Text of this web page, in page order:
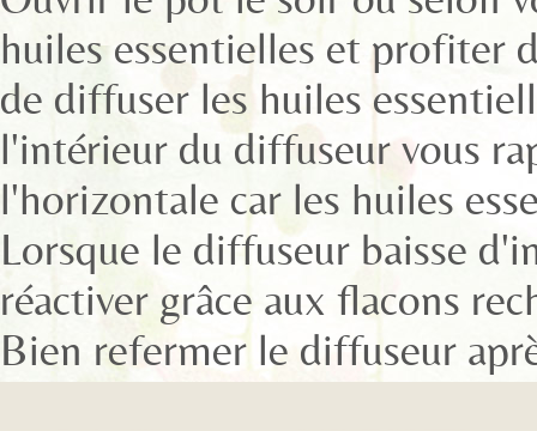
huiles essentielles et profiter
de diffuser les huiles
l'intérieur du diffuseur vous
l'horizontale car les huiles
Lorsque le diffuseur baisse
réactiver grâce aux flacons
Bien refermer le diffuseur